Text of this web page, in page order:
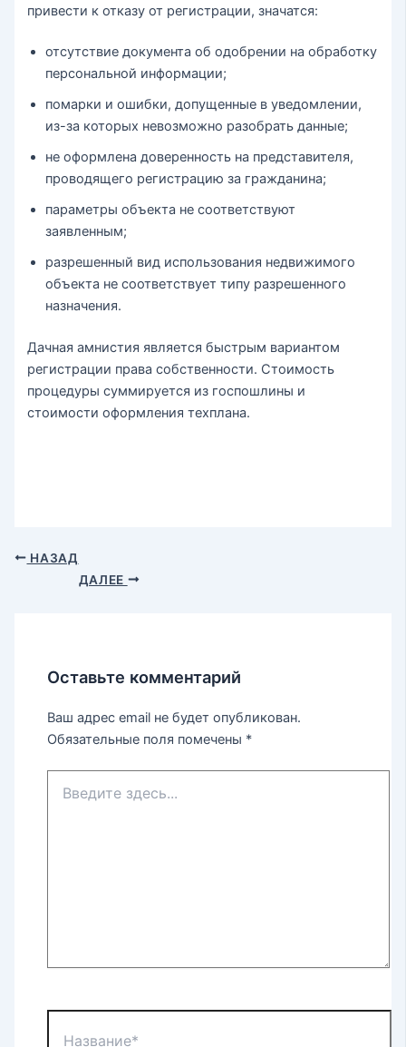
привести к отказу от регистрации, значатся:
отсутствие документа об одобрении на обработку
персональной информации;
помарки и ошибки, допущенные в уведомлении,
из-за которых невозможно разобрать данные;
не оформлена доверенность на представителя,
проводящего регистрацию за гражданина;
параметры объекта не соответствуют
заявленным;
разрешенный вид использования недвижимого
объекта не соответствует типу разрешенного
назначения.
Дачная амнистия является быстрым вариантом
регистрации права собственности. Стоимость
процедуры суммируется из госпошлины и
стоимости оформления техплана.
НАЗАД
ДАЛЕЕ
Оставьте комментарий
Ваш адрес email не будет опубликован.
Обязательные поля помечены *
здесь...